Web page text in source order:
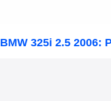
BMW 325i 2.5 2006: